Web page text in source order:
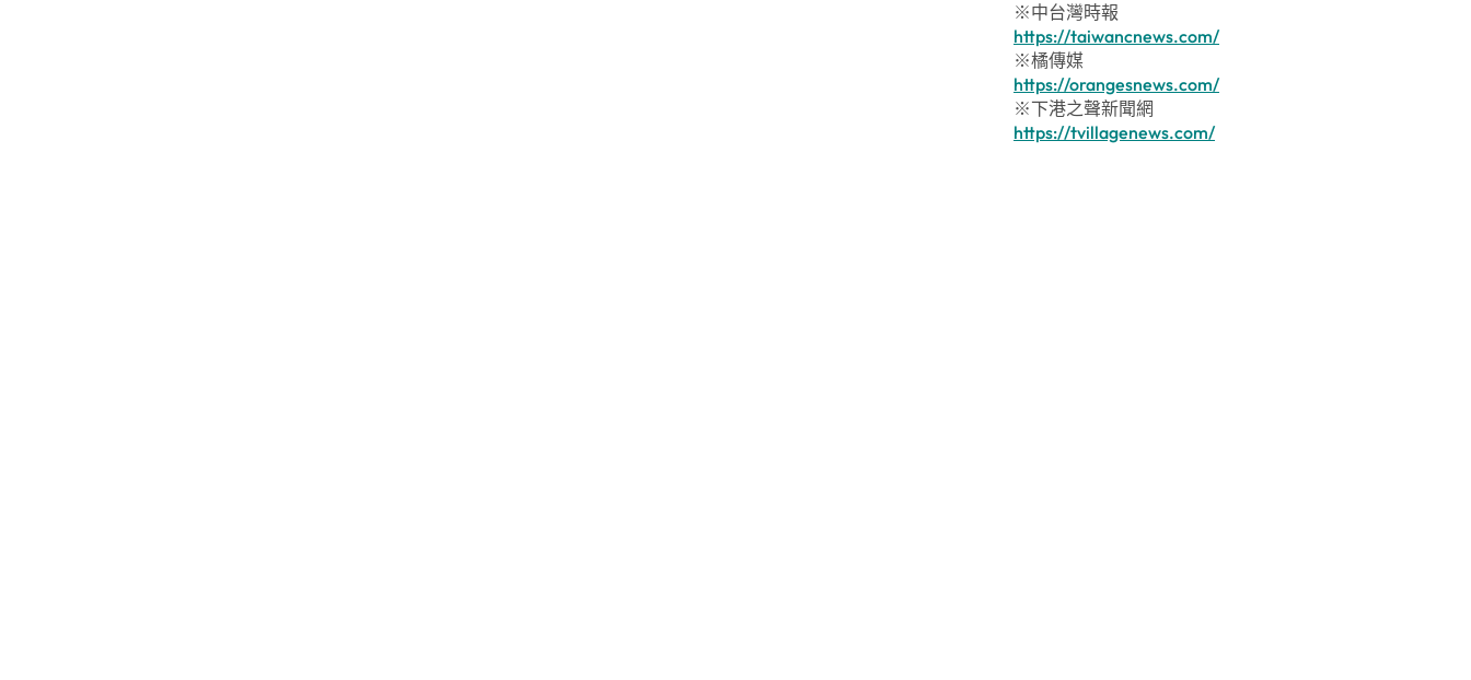
※中台灣時報
https://taiwancnews.com/
※橘傳媒
https://orangesnews.com/
※下港之聲新聞網
https://tvillagenews.com/